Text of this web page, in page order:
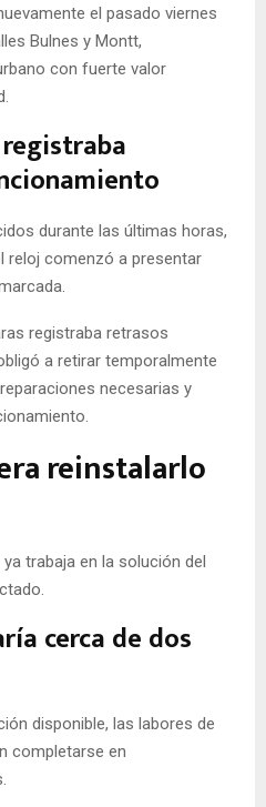
el pasado viernes
Bulnes y Montt,
con fuerte valor
durante las últimas horas,
reloj comenzó a presentar
registraba retrasos
a retirar temporalmente
necesarias y
reinstalarlo
trabaja en la solución del
cerca de dos
disponible, las labores de
completarse en